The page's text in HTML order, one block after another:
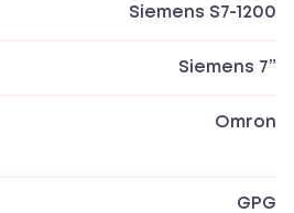
Siemens S7-1200
Siemens 7”
Omron
GPG